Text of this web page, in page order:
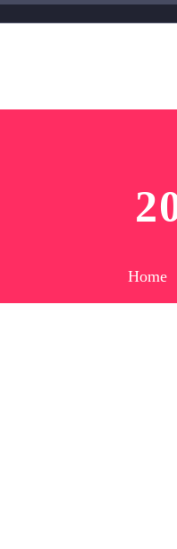
Home